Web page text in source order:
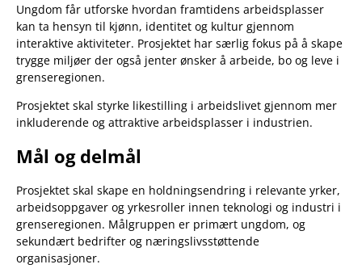
Ungdom får utforske hvordan framtidens arbeidsplasser
kan ta hensyn til kjønn, identitet og kultur gjennom
interaktive aktiviteter. Prosjektet har særlig fokus på å skape
trygge miljøer der også jenter ønsker å arbeide, bo og leve i
grenseregionen.
Prosjektet skal styrke likestilling i arbeidslivet gjennom mer
inkluderende og attraktive arbeidsplasser i industrien.
Mål og delmål
Prosjektet skal skape en holdningsendring i relevante yrker,
arbeidsoppgaver og yrkesroller innen teknologi og industri i
grenseregionen. Målgruppen er primært ungdom, og
sekundært bedrifter og næringslivsstøttende
organisasjoner.